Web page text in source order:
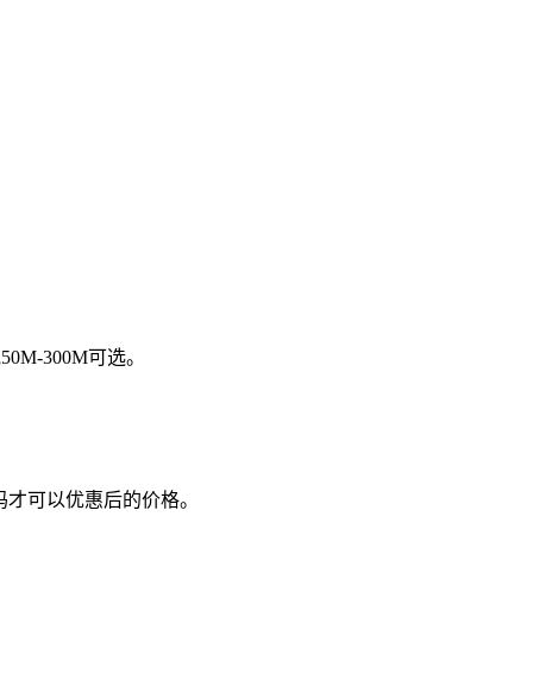
300M可选。
可以优惠后的价格。